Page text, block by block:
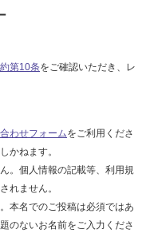
第10条をご確認いただき、レ
わせフォームをご利用くださ
かねます。
。個人情報の記載等、利用規
れません。
本名でのご投稿は必須ではあ
のないお名前をご入力くださ